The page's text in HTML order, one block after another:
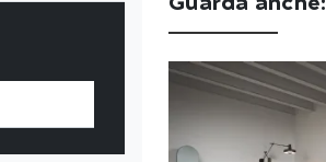
Guarda anche: